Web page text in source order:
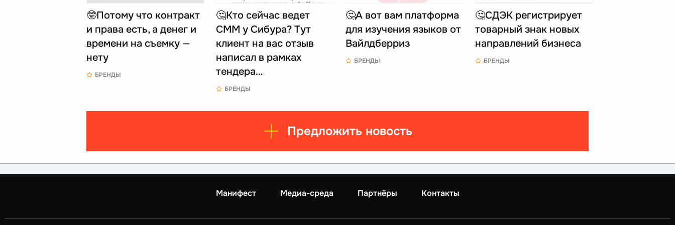
🤓Потому что контракт
и права есть, а денег и
времени на съемку —
нету
БРЕНДЫ
🤔Кто сейчас ведет
СММ у Сибура? Тут
клиент на вас отзыв
написал в рамках
тендера…
БРЕНДЫ
🤔А вот вам платформа
для изучения языков от
Вайлдберриз
БРЕНДЫ
🤔СДЭК регистрирует
товарный знак новых
направлений бизнеса
БРЕНДЫ
Предложить новость
Манифест Медиа-среда Партнёры Контакты